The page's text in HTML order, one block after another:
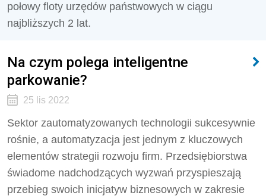
połowy floty urzędów państwowych w ciągu
najbliższych 2 lat.
Na czym polega inteligentne
parkowanie?
25 lis 2022
Sektor zautomatyzowanych technologii sukcesywnie
rośnie, a automatyzacja jest jednym z kluczowych
elementów strategii rozwoju firm. Przedsiębiorstwa
świadome nadchodzących wyzwań przyspieszają
przebieg swoich inicjatyw biznesowych w zakresie